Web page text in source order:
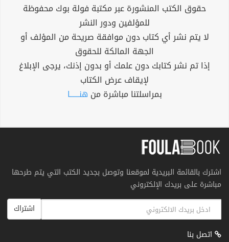
حقوق الكتب المنشورة عبر مكتبة فولة بوك محفوظة
للمؤلفين ودور النشر
لا يتم نشر أي كتاب دون موافقة صريحة من المؤلف أو
الجهة المالكة للحقوق
إذا تم نشر كتابك دون علمك أو بدون إذنك، يرجى الإبلاغ
لإيقاف عرض الكتاب
بمراسلتنا مباشرة من هنــــــا
اشترك بالقائمة البريدية لموقعنا وتوصل بجديد الكتب التي يتم طرحها
مباشرة على بريدك الإلكتروني
اشتراك
اتصل بنا